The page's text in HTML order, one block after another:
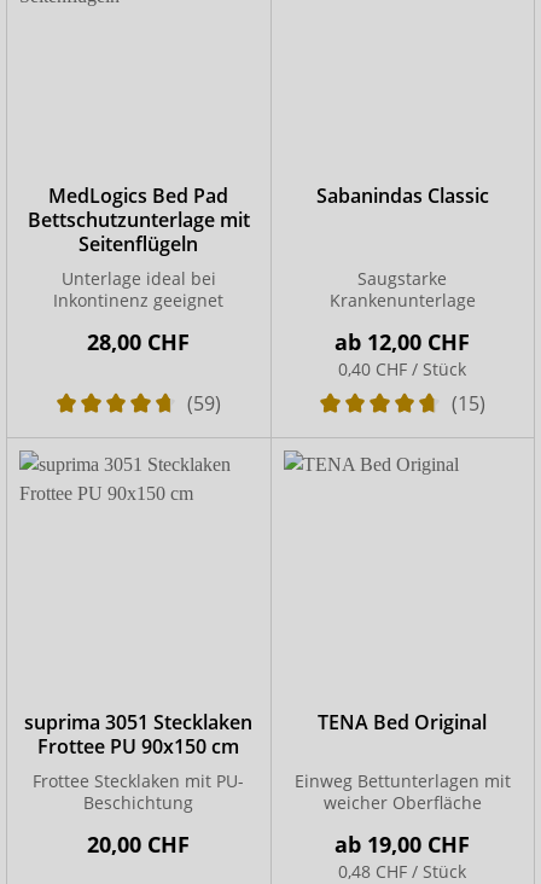
MedLogics Bed Pad
Bettschutzunterlage mit
Seitenflügeln
Unterlage ideal bei
Inkontinenz geeignet
28,00 CHF
(59)
Sabanindas Classic
Saugstarke
Krankenunterlage
ab 12,00 CHF
0,40 CHF / Stück
(15)
suprima 3051 Stecklaken
Frottee PU 90x150 cm
Frottee Stecklaken mit PU-
Beschichtung
20,00 CHF
TENA Bed Original
Einweg Bettunterlagen mit
weicher Oberfläche
ab 19,00 CHF
0,48 CHF / Stück